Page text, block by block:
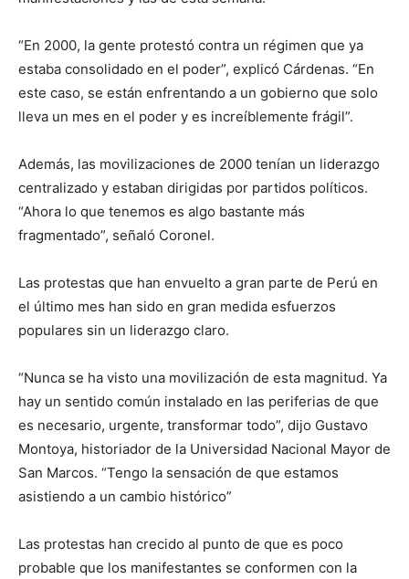
“En 2000, la gente protestó contra un régimen que ya
estaba consolidado en el poder”, explicó Cárdenas. “En
este caso, se están enfrentando a un gobierno que solo
lleva un mes en el poder y es increíblemente frágil”.
Además, las movilizaciones de 2000 tenían un liderazgo
centralizado y estaban dirigidas por partidos políticos.
“Ahora lo que tenemos es algo bastante más
fragmentado”, señaló Coronel.
Las protestas que han envuelto a gran parte de Perú en
el último mes han sido en gran medida esfuerzos
populares sin un liderazgo claro.
“Nunca se ha visto una movilización de esta magnitud. Ya
hay un sentido común instalado en las periferias de que
es necesario, urgente, transformar todo”, dijo Gustavo
Montoya, historiador de la Universidad Nacional Mayor de
San Marcos. “Tengo la sensación de que estamos
asistiendo a un cambio histórico”
Las protestas han crecido al punto de que es poco
probable que los manifestantes se conformen con la